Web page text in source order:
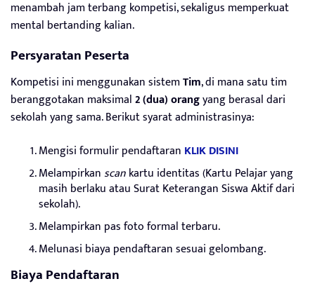
menambah jam terbang kompetisi, sekaligus memperkuat
mental bertanding kalian.
Persyaratan Peserta
Kompetisi ini menggunakan sistemTim, di mana satu tim
beranggotakan maksimal2 (dua) orangyang berasal dari
sekolah yang sama. Berikut syarat administrasinya:
Mengisi formulir pendaftaran KLIK DISINI
Melampirkanscankartu identitas (Kartu Pelajar yang
masih berlaku atau Surat Keterangan Siswa Aktif dari
sekolah).
Melampirkan pas foto formal terbaru.
Melunasi biaya pendaftaran sesuai gelombang.
Biaya Pendaftaran